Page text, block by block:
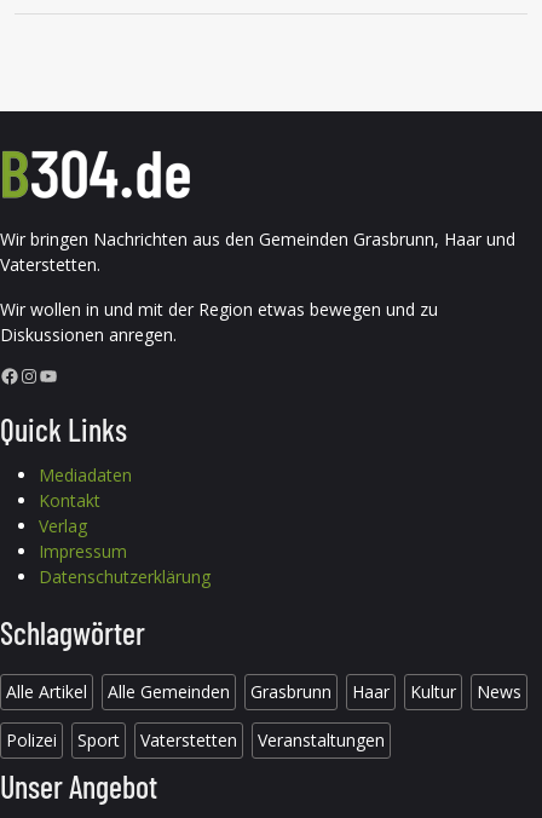
Wir bringen Nachrichten aus den Gemeinden Grasbrunn, Haar und
Vaterstetten.
Wir wollen in und mit der Region etwas bewegen und zu
Diskussionen anregen.
Facebook InstagramYouTube
Quick Links
Mediadaten
Kontakt
Verlag
Impressum
Datenschutzerklärung
Schlagwörter
Alle Artikel Alle Gemeinden Grasbrunn Haar Kultur News
Polizei Sport Vaterstetten Veranstaltungen
Unser Angebot